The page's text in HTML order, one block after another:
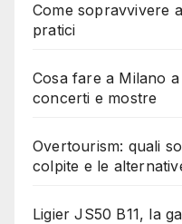
Come sopravvivere
pratici
Cosa fare a Milano
concerti e mostre
Overtourism: quali
colpite e le
Ligier JS50 B11, la